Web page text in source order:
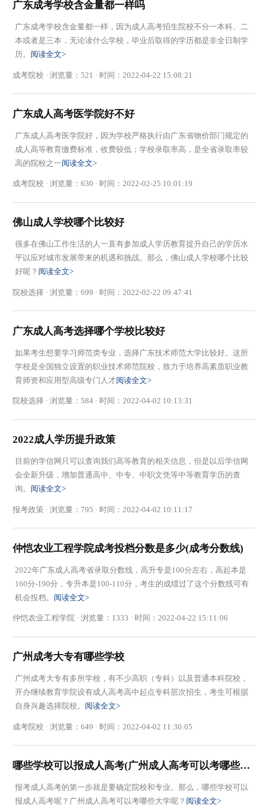
广东成考学校含金量都一样吗
广东成考学校含金量都一样，因为成人高考招生院校不分一本科、二
本或者是三本，无论读什么学校，毕业后取得的学历都是非全日制学
历。 阅读全文>
成考院校 · 浏览量：521 · 时间：2022-04-22 15:08:21
广东成人高考医学院好不好
广东成人高考医学院好，因为学校严格执行由广东省物价部门规定的
成人高等教育缴费标准，收费较低；学校录取率高，是全省录取率较
高的院校之一阅读全文>
成考院校 · 浏览量：630 · 时间：2022-02-25 10:01:19
佛山成人学校哪个比较好
很多在佛山工作生活的人一直有参加成人学历教育提升自己的学历水
平以应对城市发展带来的机遇和挑战。那么，佛山成人学校哪个比较
好呢？ 阅读全文>
院校选择 · 浏览量：699 · 时间：2022-02-22 09:47:41
广东成人高考选择哪个学校比较好
如果考生想要学习师范类专业，选择广东技术师范大学比较好。这所
学校是全国独立设置的职业技术师范院校，致力于培养高素质职业教
育师资和应用型高级专门人才阅读全文>
院校选择 · 浏览量：584 · 时间：2022-04-02 10:13:31
2022成人学历提升政策
目前的学信网只可以查询我们高等教育的相关信息，但是以后学信网
会全新升级，增加普通高中、中专、中职文凭等中等教育学历的查
询。 阅读全文>
报考政策 · 浏览量：795 · 时间：2022-04-02 10:11:17
仲恺农业工程学院成考投档分数是多少(成考分数线)
​2022年广东成人高考省录取分数线，高升专是100分左右，高起本是
160分-190分，专升本是100-110分，考生的成绩过了这个分数线可有
机会投档。 阅读全文>
仲恺农业工程学院 · 浏览量：1333 · 时间：2022-04-22 15:11:06
广州成考大专有哪些学校
广州成考大专有多所学校，有不少高职（专科）以及普通本科院校，
开办继续教育学院设有成人高考高中起点专科层次招生，考生可根据
自身兴趣选择院校。 阅读全文>
成考院校 · 浏览量：649 · 时间：2022-04-02 11:30:05
哪些学校可以报成人高考(广州成人高考可以考哪些大学)
报考成人高考的第一步就是要确定院校和专业。那么，哪些学校可以
报成人高考呢？广州成人高考可以考哪些大学呢？ 阅读全文>